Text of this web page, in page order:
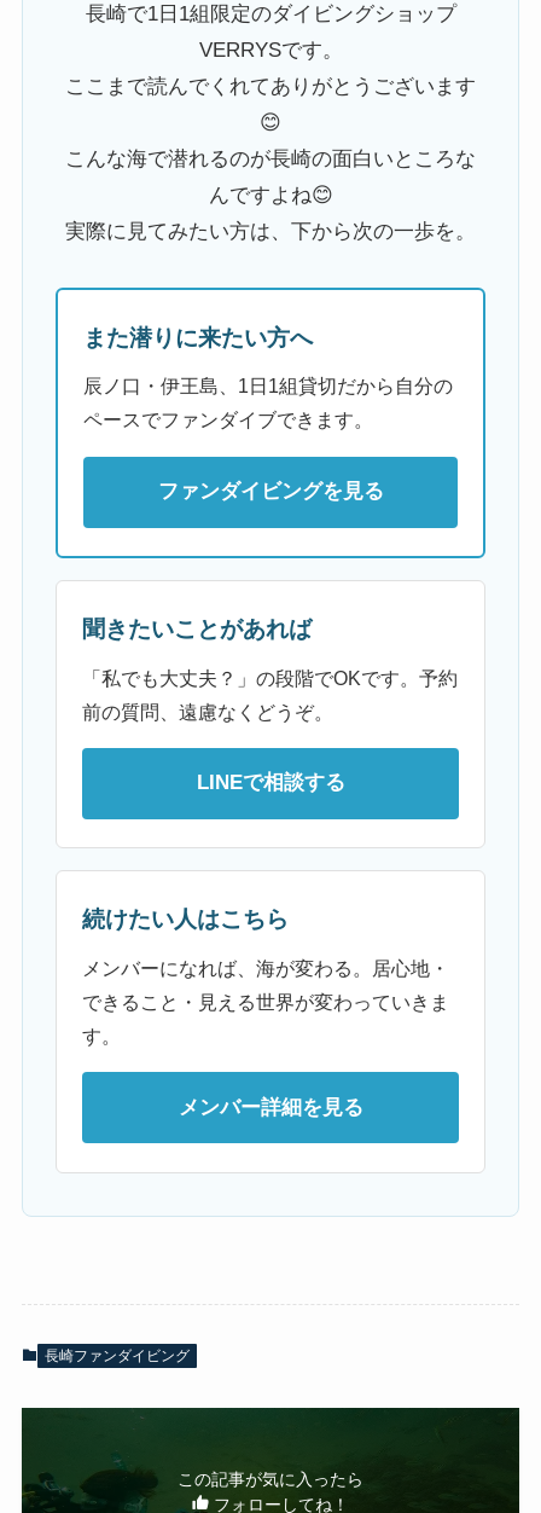
長崎で1日1組限定のダイビングショップ
VERRYSです。
ここまで読んでくれてありがとうございます
😊
こんな海で潜れるのが長崎の面白いところな
んですよね😊
実際に見てみたい方は、下から次の一歩を。
また潜りに来たい方へ
辰ノ口・伊王島、1日1組貸切だから自分の
ペースでファンダイブできます。
ファンダイビングを見る
聞きたいことがあれば
「私でも大丈夫？」の段階でOKです。予約
前の質問、遠慮なくどうぞ。
LINEで相談する
続けたい人はこちら
メンバーになれば、海が変わる。居心地・
できること・見える世界が変わっていきま
す。
メンバー詳細を見る
長崎ファンダイビング
この記事が気に入ったら
フォローしてね！